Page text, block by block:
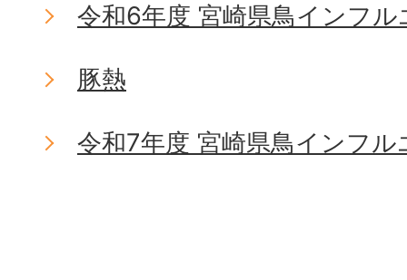
令和6年度 宮崎県鳥インフ
豚熱
令和7年度 宮崎県鳥インフ